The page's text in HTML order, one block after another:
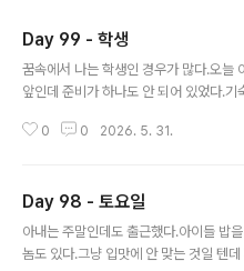
Day 99 - 학생
꿈속에서 나는 학생인 경우가 많다.오늘
앞인데 준비가 하나도 안 되어 있었다.기
0 0 2026. 5. 31.
Day 98 - 토요일
아내는 주말인데도 출근했다.아이들 밥
놈도 있다.그냥 입맛에 안 맞는 것일 텐